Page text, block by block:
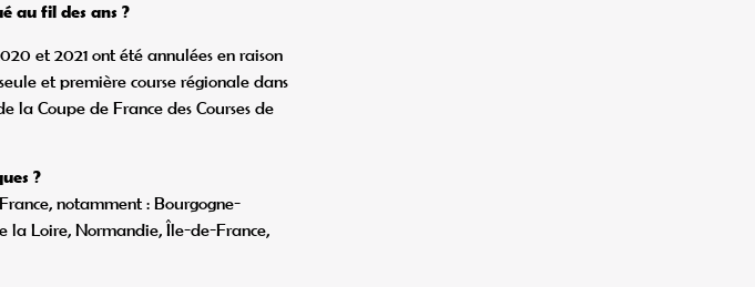
au fil des ans ?
et 2021 ont été annulées en raison
et première course régionale dans
la Coupe de France des Courses de
?
notamment : Bourgogne-
la Loire, Normandie, Île-de-France,